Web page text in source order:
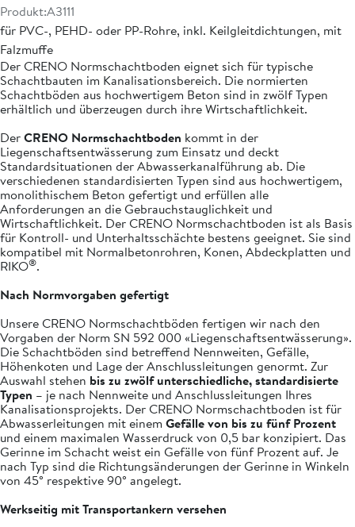
Produkt:A3111
für PVC-, PEHD- oder PP-Rohre, inkl. Keilgleitdichtungen, mit
Falzmuffe
Der CRENO Normschachtboden eignet sich für typische
Schachtbauten im Kanalisationsbereich. Die normierten
Schachtböden aus hochwertigem Beton sind in zwölf Typen
erhältlich und überzeugen durch ihre Wirtschaftlichkeit.
DerCRENO Normschachtboden kommt in der
Liegenschaftsentwässerung zum Einsatz und deckt
Standardsituationen der Abwasserkanalführung ab. Die
verschiedenen standardisierten Typen sind aus hochwertigem,
monolithischem Beton gefertigt und erfüllen alle
Anforderungen an die Gebrauchstauglichkeit und
Wirtschaftlichkeit. Der CRENO Normschachtboden ist als Basis
für Kontroll- und Unterhaltsschächte bestens geeignet. Sie sind
kompatibel mit Normalbetonrohren, Konen, Abdeckplatten und
RIKO®.
Nach Normvorgaben gefertigt
Unsere CRENO Normschachtböden fertigen wir nach den
Vorgaben der Norm SN 592 000 «Liegenschaftsentwässerung».
Die Schachtböden sind betreffend Nennweiten, Gefälle,
Höhenkoten und Lage der Anschlussleitungen genormt. Zur
Auswahl stehen bis zu zwölf unterschiedliche, standardisierte
Typen – je nach Nennweite und Anschlussleitungen Ihres
Kanalisationsprojekts. Der CRENO Normschachtboden ist für
Abwasserleitungen mit einem Gefälle von bis zu fünf Prozent
und einem maximalen Wasserdruck von 0,5 bar konzipiert. Das
Gerinne im Schacht weist ein Gefälle von fünf Prozent auf. Je
nach Typ sind die Richtungsänderungen der Gerinne in Winkeln
von 45° respektive 90° angelegt.
Werkseitig mit Transportankern versehen